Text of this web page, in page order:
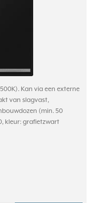
Kan via een externe
van slagvast,
(min. 50
kleur: grafietzwart